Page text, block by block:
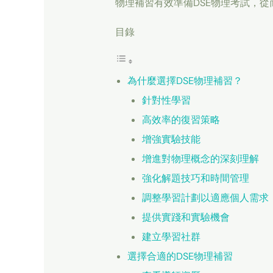
目錄
為什麼選擇DSE物理補習？
針對性學習
高效率的復習策略
增強實驗技能
增進對物理概念的深刻理解
強化解題技巧和時間管理
調整學習計劃以適應個人需求
提供實踐和實驗機會
建立學習社群
選擇合適的DSE物理補習